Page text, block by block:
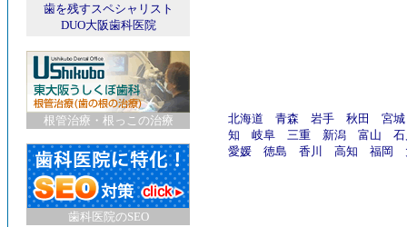
歯を残すスペシャリスト
DUO大阪歯科医院
根管治療・根っこの治療
歯科医院のSEO
北海道 青森 岩手 秋田
宮城
知
岐阜 三重 新潟 富山
愛媛
徳島 香川 高知 福岡